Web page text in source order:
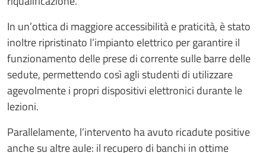
In un’ottica di maggiore accessibilità e praticità, è stato
inoltre ripristinato l’impianto elettrico per garantire il
funzionamento delle prese di corrente sulle barre delle
sedute, permettendo così agli studenti di utilizzare
agevolmente i propri dispositivi elettronici durante le
lezioni.
Parallelamente, l’intervento ha avuto ricadute positive
anche su altre aule: il recupero di banchi in ottime